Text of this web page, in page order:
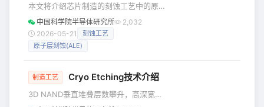
芯片机械支撑、环境保护、引出信号线
和作为芯片散热通路的基本功能。在一
个外壳内一般只封装一颗集成电路芯
片。在产品迭代过程中，新的封装形式
本文将介绍芯片制造的刻蚀工艺中的原
子层蚀刻（Atomic Layer Etching,
ALE）。 ALE工艺概述 随着半导体技术
的发展，先进芯片的关键尺寸不断缩
小，甚至要求具有复杂的三维结构，如
展对刻蚀工艺提出了极高的要求，特别
是在选择比和精度方面。纳米级器件结
构对工艺尺寸误差的要求非常严格，一
中国科学院半导体研究所
2,032
2026-05-21
刻蚀工艺
原子层刻蚀(ALE)
制造工艺 Cryo Etching技术介绍
3D NAND垂直堆叠层数攀升，高深宽比